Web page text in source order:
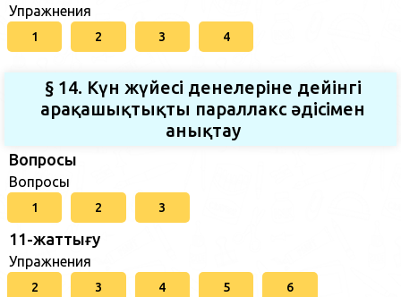
Упражнения
1 2 3 4
§ 14. Күн жүйесі денелеріне дейінгі
арақашықтықты параллакс әдісімен
анықтау
Вопросы
Вопросы
1 2 3
11-жаттығу
Упражнения
2 3 4 5 6